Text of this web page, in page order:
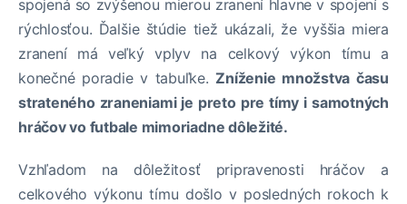
spojená so zvýšenou mierou zranení hlavne v spojení s
rýchlosťou. Ďalšie štúdie tiež ukázali, že vyššia miera
zranení má veľký vplyv na celkový výkon tímu a
konečné poradie v tabuľke.Zníženie množstva času
strateného zraneniami je preto pre tímy i samotných
hráčov vo futbale mimoriadne dôležité.
Vzhľadom na dôležitosť pripravenosti hráčov a
celkového výkonu tímu došlo v posledných rokoch k